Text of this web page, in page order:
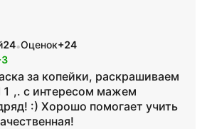
24•Оценок+24
за копейки, раскрашиваем
,. с интересом мажем
:) Хорошо помогает учить